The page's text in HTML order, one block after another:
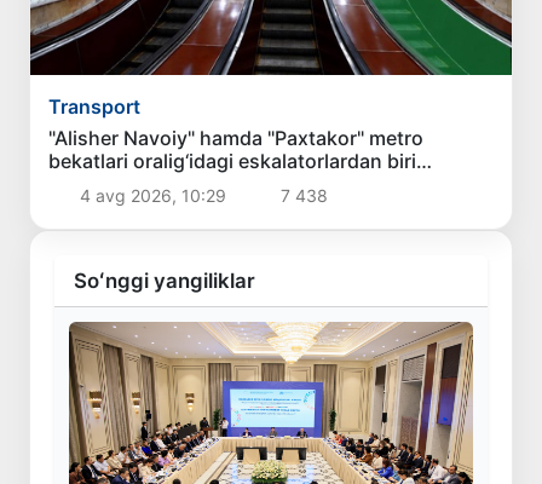
Transport
"Alisher Navoiy" hamda "Paxtakor" metro
bekatlari oralig‘idagi eskalatorlardan biri
yo‘lovchilar uchun foydalanishga qayta
topshiriladi
4 avg 2026, 10:29 7 438
Soʻnggi yangiliklar